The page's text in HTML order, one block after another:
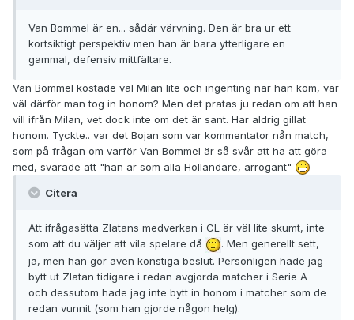
Van Bommel är en... sådär värvning. Den är bra ur ett
kortsiktigt perspektiv men han är bara ytterligare en
gammal, defensiv mittfältare.
Van Bommel kostade väl Milan lite och ingenting när han kom, var
väl därför man tog in honom? Men det pratas ju redan om att han
vill ifrån Milan, vet dock inte om det är sant. Har aldrig gillat
honom. Tyckte.. var det Bojan som var kommentator nån match,
som på frågan om varför Van Bommel är så svår att ha att göra
med, svarade att "han är som alla Holländare, arrogant"
Citera
Att ifrågasätta Zlatans medverkan i CL är väl lite skumt, inte
som att du väljer att vila spelare då
. Men generellt sett,
ja, men han gör även konstiga beslut. Personligen hade jag
bytt ut Zlatan tidigare i redan avgjorda matcher i Serie A
och dessutom hade jag inte bytt in honom i matcher som de
redan vunnit (som han gjorde någon helg).